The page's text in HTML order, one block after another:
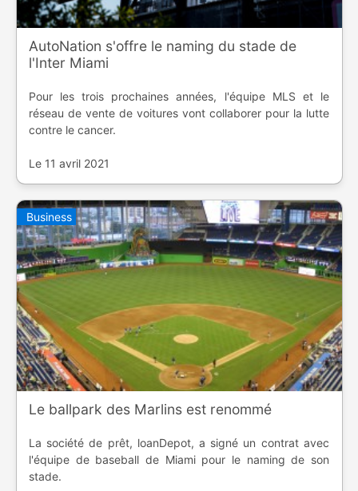
AutoNation s'offre le naming du stade de
l'Inter Miami
Pour les trois prochaines années, l'équipe MLS et le
réseau de vente de voitures vont collaborer pour la lutte
contre le cancer.
Le 11 avril 2021
Business
Le ballpark des Marlins est renommé
La société de prêt, loanDepot, a signé un contrat avec
l'équipe de baseball de Miami pour le naming de son
stade.